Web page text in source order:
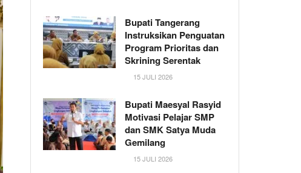
Bupati Tangerang
Instruksikan Penguatan
Program Prioritas dan
Skrining Serentak
15 JULI 2026
Bupati Maesyal Rasyid
Motivasi Pelajar SMP
dan SMK Satya Muda
Gemilang
15 JULI 2026